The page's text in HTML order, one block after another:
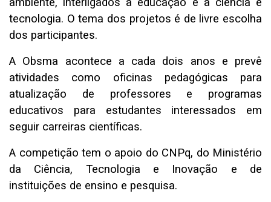
tecnologia. O tema dos projetos é de livre escolha
dos participantes.
A Obsma acontece a cada dois anos e prevê
atividades como oficinas pedagógicas para
atualização de professores e programas
educativos para estudantes interessados em
seguir carreiras científicas.
A competição tem o apoio do CNPq, do Ministério
da Ciência, Tecnologia e Inovação e de
instituições de ensino e pesquisa.